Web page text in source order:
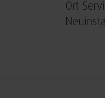
Ort